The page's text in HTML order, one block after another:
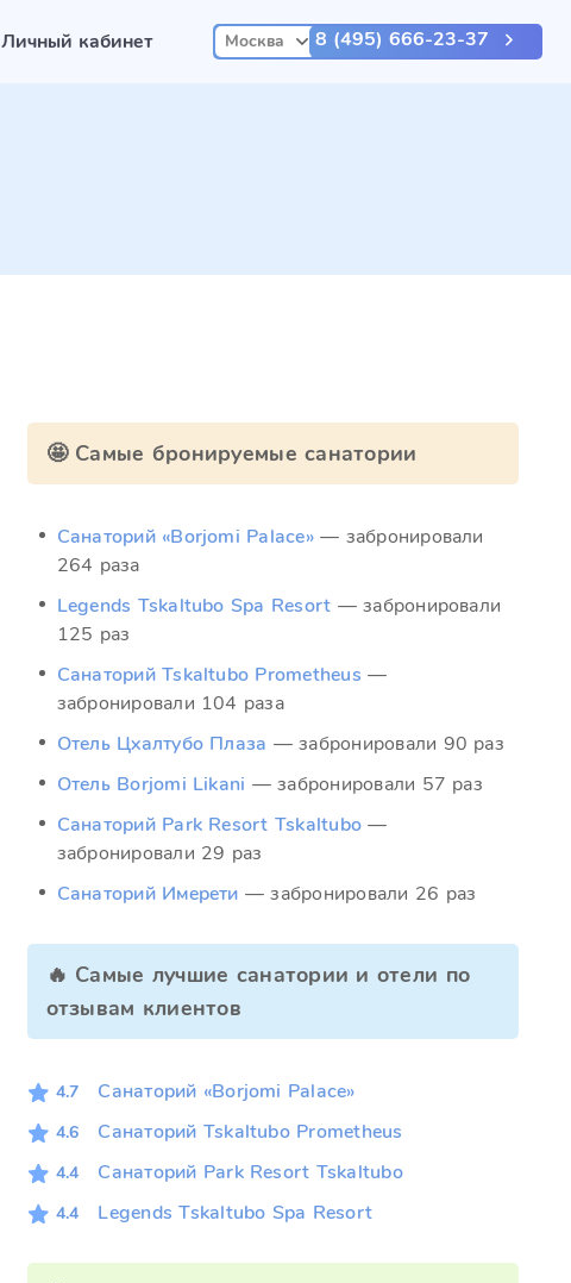
Личный кабинет Москва 8 (495) 666-23-37
🤩 Самые бронируемые санатории
Санаторий «Borjomi Palace» — забронировали
264 раза
Legends Tskaltubo Spa Resort — забронировали
125 раз
Санаторий Tskaltubo Prometheus —
забронировали 104 раза
Отель Цхалтубо Плаза — забронировали 90 раз
Отель Borjomi Likani — забронировали 57 раз
Санаторий Park Resort Tskaltubo —
забронировали 29 раз
Санаторий Имерети — забронировали 26 раз
🔥 Самые лучшие санатории и отели по
отзывам клиентов
4.7 Санаторий «Borjomi Palace»
4.6 Санаторий Tskaltubo Prometheus
4.4 Санаторий Park Resort Tskaltubo
4.4 Legends Tskaltubo Spa Resort